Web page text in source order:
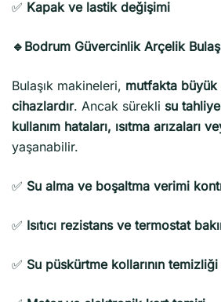
✅ Kapak ve lastik değişimi
🔹Bodrum Güvercinlik Arçelik
Bulaşık makineleri, mutfakta büyük
cihazlardır. Ancak sürekli su
kullanım hataları, ısıtma arızaları
yaşanabilir.
✅ Su alma ve boşaltma verimi
✅ Isıtıcı rezistans ve termostat
✅ Su püskürtme kollarının